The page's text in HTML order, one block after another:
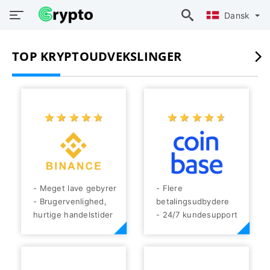
Dansk
TOP KRYPTOUDVEKSLINGER
☆ ☆ ☆ ☆ ☆
★ ★ ★ ★ ★
- Meget lave gebyrer
- Brugervenlighed,
hurtige handelstider
☆ ☆ ☆ ☆ ☆
★ ★ ★ ★ ★
- Flere
betalingsudbydere
- 24/7 kundesupport